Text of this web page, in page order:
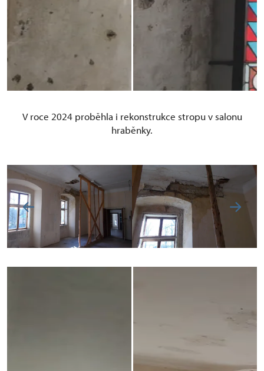
V roce 2024 proběhla i rekonstrukce stropu v salonu
hraběnky.